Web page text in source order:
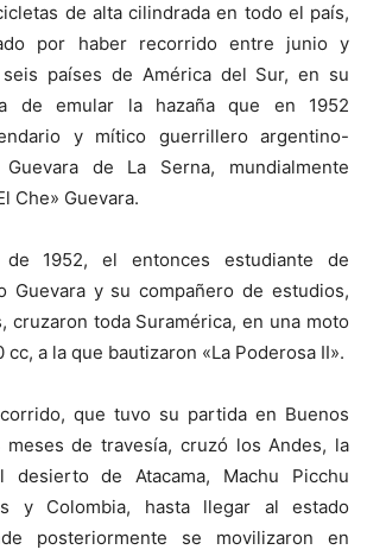
de alta cilindrada en todo el país,
por haber recorrido entre junio y
países de América del Sur, en su
de emular la hazaña que en 1952
y mítico guerrillero argentino-
de La Serna, mundialmente
Che» Guevara.
1952, el entonces estudiante de
Guevara y su compañero de estudios,
cruzaron toda Suramérica, en una moto
a la que bautizaron «La Poderosa II».
que tuvo su partida en Buenos
de travesía, cruzó los Andes, la
desierto de Atacama, Machu Picchu
y Colombia, hasta llegar al estado
posteriormente se movilizaron en